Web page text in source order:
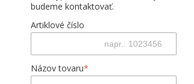
budeme kontaktovať.
Artiklové číslo
Názov tovaru*